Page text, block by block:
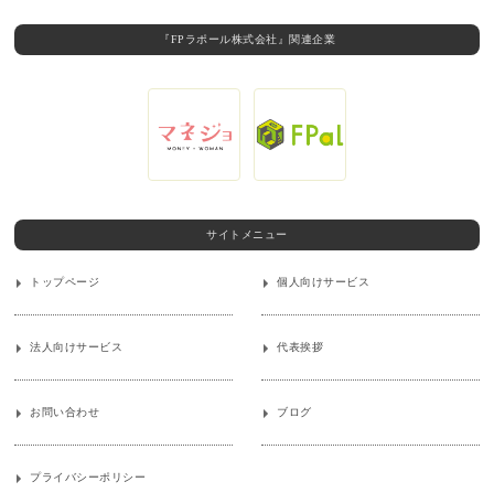
『FPラポール株式会社』関連企業
サイトメニュー
トップページ 個人向けサービス
法人向けサービス 代表挨拶
お問い合わせ ブログ
プライバシーポリシー